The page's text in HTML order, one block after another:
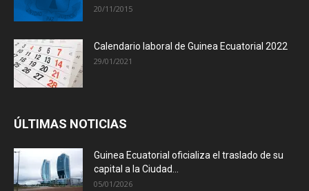
20/11/2015
Calendario laboral de Guinea Ecuatorial 2022
29/01/2021
ÚLTIMAS NOTICIAS
Guinea Ecuatorial oficializa el traslado de su
capital a la Ciudad...
05/01/2026